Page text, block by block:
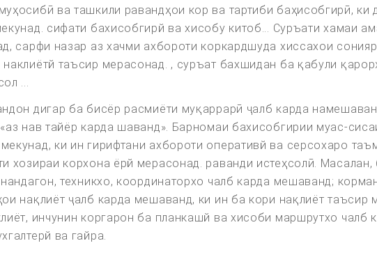
ва ташкили равандҳои кор ва тартиби баҳисобгирӣ,
сифати бахисобгирй ва хисобу китоб... Суръати хамаи
сарфи назар аз хачми ахбороти коркардшуда хиссахои
таъсир мерасонад. , суръат бахшидан ба қабули
...
дигар ба бисёр расмиёти муқаррарӣ ҷалб карда
нав тайёр карда шаванд». Барномаи бахисобгирии муас-
ки ин гирифтани ахбороти оперативй ва серсохаро
хозираи корхона ёрй мерасонад. раванди истеҳсолӣ.
техникхо, координаторхо чалб карда мешаванд;
нақлиёт ҷалб карда мешаванд, ки ин ба кори нақлиёт
инчунин коргарон ба планкашй ва хисоби маршрутхо
ва гайра.